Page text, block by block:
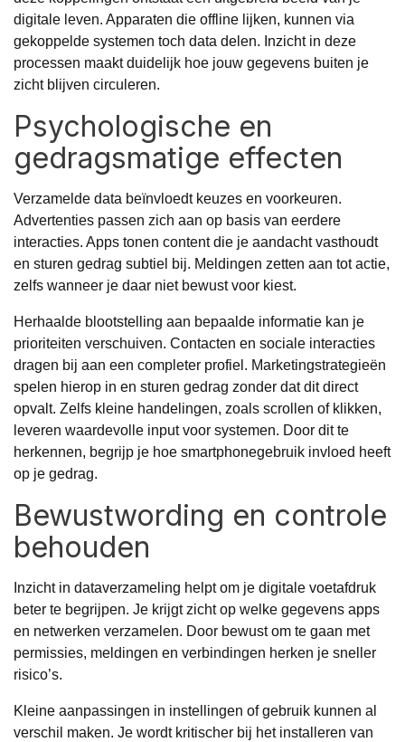
digitale leven. Apparaten die offline lijken, kunnen via
gekoppelde systemen toch data delen. Inzicht in deze
processen maakt duidelijk hoe jouw gegevens buiten je
zicht blijven circuleren.
Psychologische en
gedragsmatige effecten
Verzamelde data beïnvloedt keuzes en voorkeuren.
Advertenties passen zich aan op basis van eerdere
interacties. Apps tonen content die je aandacht vasthoudt
en sturen gedrag subtiel bij. Meldingen zetten aan tot actie,
zelfs wanneer je daar niet bewust voor kiest.
Herhaalde blootstelling aan bepaalde informatie kan je
prioriteiten verschuiven. Contacten en sociale interacties
dragen bij aan een completer profiel. Marketingstrategieën
spelen hierop in en sturen gedrag zonder dat dit direct
opvalt. Zelfs kleine handelingen, zoals scrollen of klikken,
leveren waardevolle input voor systemen. Door dit te
herkennen, begrijp je hoe smartphonegebruik invloed heeft
op je gedrag.
Bewustwording en controle
behouden
Inzicht in dataverzameling helpt om je digitale voetafdruk
beter te begrijpen. Je krijgt zicht op welke gegevens apps
en netwerken verzamelen. Door bewust om te gaan met
permissies, meldingen en verbindingen herken je sneller
risico’s.
Kleine aanpassingen in instellingen of gebruik kunnen al
verschil maken. Je wordt kritischer bij het installeren van